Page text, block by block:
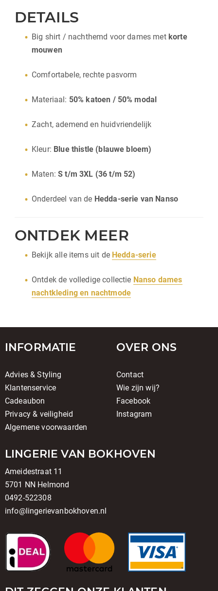
DETAILS
Big shirt / nachthemd voor dames met korte
mouwen
Comfortabele, rechte pasvorm
Materiaal: 50% katoen / 50% modal
Zacht, ademend en huidvriendelijk
Kleur: Blue thistle (blauwe bloem)
Maten:S t/m 3XL (36 t/m 52)
Onderdeel van de Hedda-serie van Nanso
ONTDEK MEER
Bekijk alle items uit de Hedda-serie
Ontdek de volledige collectie Nanso dames
nachtkleding en nachtmode
INFORMATIE
Advies & Styling
Klantenservice
Cadeaubon
Privacy & veiligheid
Algemene voorwaarden
OVER ONS
Contact
Wie zijn wij?
Facebook
Instagram
LINGERIE VAN BOKHOVEN
Ameidestraat 11
5701 NN Helmond
0492-522308
info@lingerievanbokhoven.nl